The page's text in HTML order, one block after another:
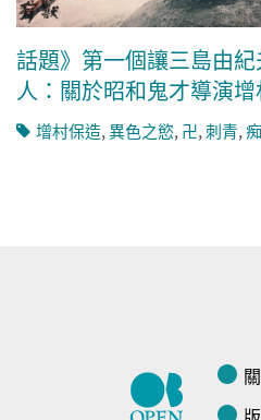
話題》第一個讓三島由
人：關於昭和鬼才導演
增村保造,異色之慾,卍,刺青,